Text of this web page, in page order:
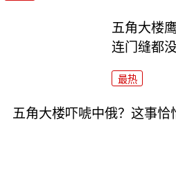
五角大楼
连门缝都
最热
五角大楼吓唬中俄？这事